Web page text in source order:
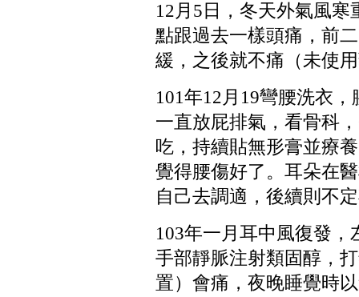
12 月 5 日，冬天外氣風
點跟過去一樣頭痛，前
緩，之後就不痛（未使
101年12 月 19彎腰洗衣，
一直放屁排氣，看骨科
吃，持續貼無形膏並療
覺得腰傷好了。耳朵在
自己去調適，後續則不
103年一月耳中風復發，
手部靜脈注射類固醇，
置）會痛，夜晚睡覺時